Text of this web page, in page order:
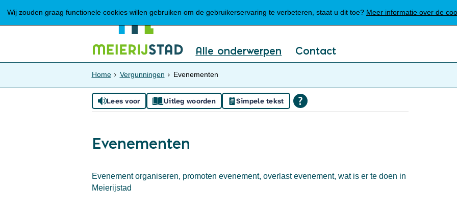
Wij zouden graag functionele cookies willen gebruiken om de gebruikerservaring te verbeteren, staat u dit toe? Meer informatie over de
Mijn Meierijstad
Alle onderwerpen Contact
Home Vergunningen Evenementen
Lees voor Uitleg woorden Simpele tekst
Evenementen
Evenement organiseren, promoten evenement, overlast evenement, wat is er te doen in
Meierijstad